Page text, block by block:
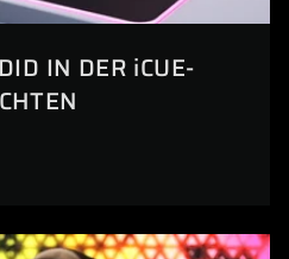
IN DER iCUE-